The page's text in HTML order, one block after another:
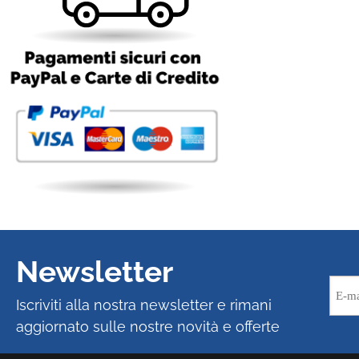
Newsletter
Iscriviti alla nostra newsletter e rimani
aggiornato sulle nostre novità e offerte